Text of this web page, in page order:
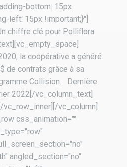
bottom: 15px
left: 15px !important;}"]
chiffre clé pour Polliflora
la coopérative a généré
de contrats grâce à sa
Collision. Dernière
2022[/vc_column_text]
vc_column]
css_animation=""
angled_section="no"